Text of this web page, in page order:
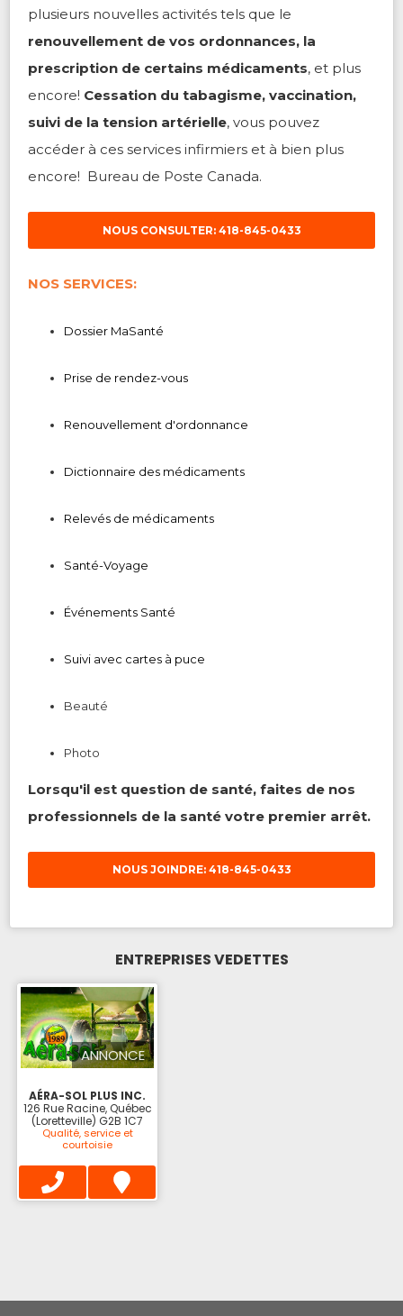
plusieurs nouvelles activités tels que le
renouvellement de vos ordonnances, la
prescription de certains médicaments, et plus
encore! Cessation du tabagisme, vaccination,
suivi de la tension artérielle, vous pouvez
accéder à ces services infirmiers et à bien plus
encore! Bureau de Poste Canada.
NOUS CONSULTER: 418-845-0433
NOS SERVICES:
Dossier MaSanté
Prise de rendez-vous
Renouvellement d'ordonnance
Dictionnaire des médicaments
Relevés de médicaments
Santé-Voyage
Événements Santé
Suivi avec cartes à puce
Beauté
Photo
Lorsqu'il est question de santé, faites de nos
professionnels de la santé votre premier arrêt.
NOUS JOINDRE: 418-845-0433
ENTREPRISES VEDETTES
ANNONCE
AÉRA-SOL PLUS INC.
126 Rue Racine, Québec
(Loretteville) G2B 1C7
Qualité, service et
courtoisie